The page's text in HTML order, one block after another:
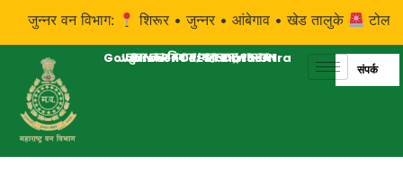
जुन्नर वन विभाग: शिरूर • जुन्नर • आंबेगाव • खेड तालुके टोल फ्री
जुन्नर वन विभाग, महाराष्ट्र शासन
JUNNAR FOREST DIVISION
Government of Maharashtra
संपर्क